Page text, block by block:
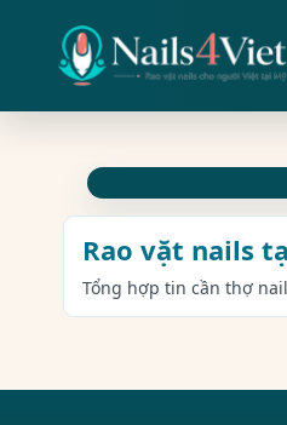
Rao vặt nails
Tổng hợp tin cần thợ